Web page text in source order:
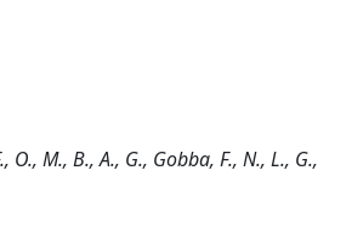
M., B., A., G., Gobba, F., N., L., G.,